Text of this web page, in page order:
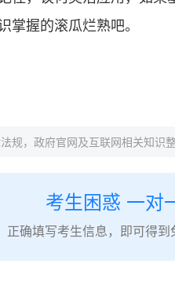
掌握的滚瓜烂熟吧。
规，政府官网及互联网相关知识
考生困惑 一对
正确填写考生信息，即可得到